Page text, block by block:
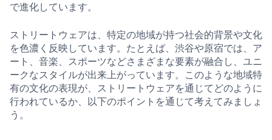
で進化しています。
ストリートウェアは、特定の地域が持つ社会的背景や文化
を色濃く反映しています。たとえば、渋谷や原宿では、ア
ート、音楽、スポーツなどさまざまな要素が融合し、ユニ
ークなスタイルが出来上がっています。このような地域特
有の文化の表現が、ストリートウェアを通じてどのように
行われているか、以下のポイントを通じて考えてみましょ
う。